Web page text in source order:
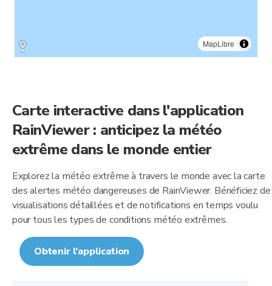
MapLibre
Carte interactive dans l'application
RainViewer : anticipez la météo
extrême dans le monde entier
Explorez la météo extrême à travers le monde avec la carte
des alertes météo dangereuses de RainViewer. Bénéficiez de
visualisations détaillées et de notifications en temps voulu
pour tous les types de conditions météo extrêmes.
Obtenir l’application